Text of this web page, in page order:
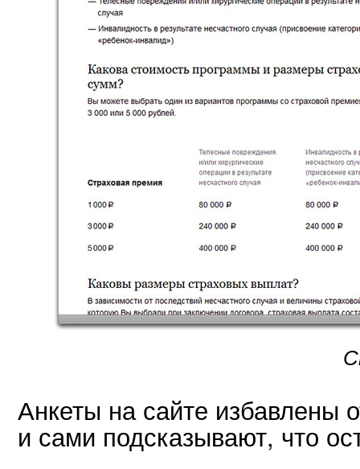
Анкеты на сайте избавлены
и сами подсказывают, что